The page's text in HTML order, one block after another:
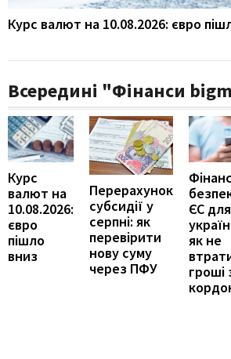
Курс валют на 10.08.2026: євро
Всередині "Фінанси
Курс
валют на
10.08.2026:
євро
пішло
вниз
Перерахунок
субсидії у
серпні: як
перевірити
нову суму
через ПФУ
ЄС для
як не
гроші